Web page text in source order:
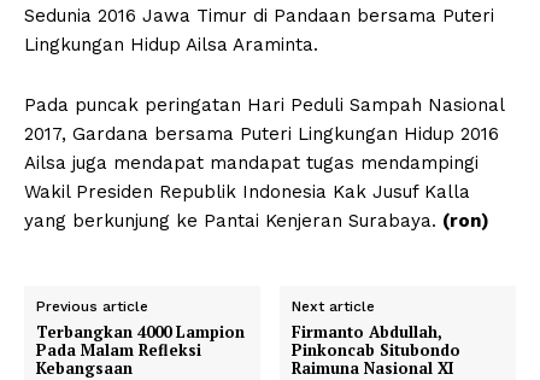
Sedunia 2016 Jawa Timur di Pandaan bersama Puteri
Lingkungan Hidup Ailsa Araminta.
Pada puncak peringatan Hari Peduli Sampah Nasional
2017, Gardana bersama Puteri Lingkungan Hidup 2016
Ailsa juga mendapat mandapat tugas mendampingi
Wakil Presiden Republik Indonesia Kak Jusuf Kalla
yang berkunjung ke Pantai Kenjeran Surabaya. (ron)
Previous article
Terbangkan 4000 Lampion
Pada Malam Refleksi
Kebangsaan
Next article
Firmanto Abdullah,
Pinkoncab Situbondo
Raimuna Nasional XI